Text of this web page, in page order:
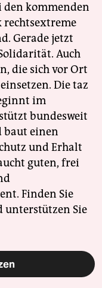
den kommenden
rechtsextreme
Gerade jetzt
Auch
die sich vor Ort
Die taz
im
bundesweit
baut einen
und Erhalt
guten, frei
Finden Sie
unterstützen Sie